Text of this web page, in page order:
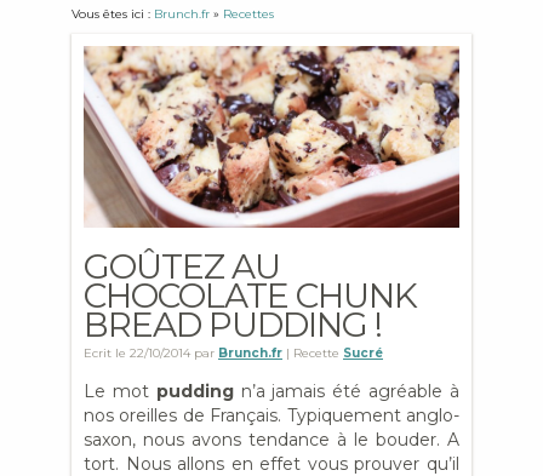
Vous êtes ici : Brunch.fr » Recettes
GOÛTEZ AU
CHOCOLATE CHUNK
BREAD PUDDING !
Ecrit le 22/10/2014 par Brunch.fr | Recette Sucré
Le motpuddingn’a jamais été agréable à
nos oreilles de Français. Typiquement anglo-
saxon, nous avons tendance à le bouder. A
tort. Nous allons en effet vous prouver qu’il